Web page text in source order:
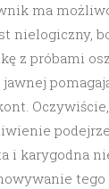
ma
nielogiczny,
z próbami
i karygodna
tego